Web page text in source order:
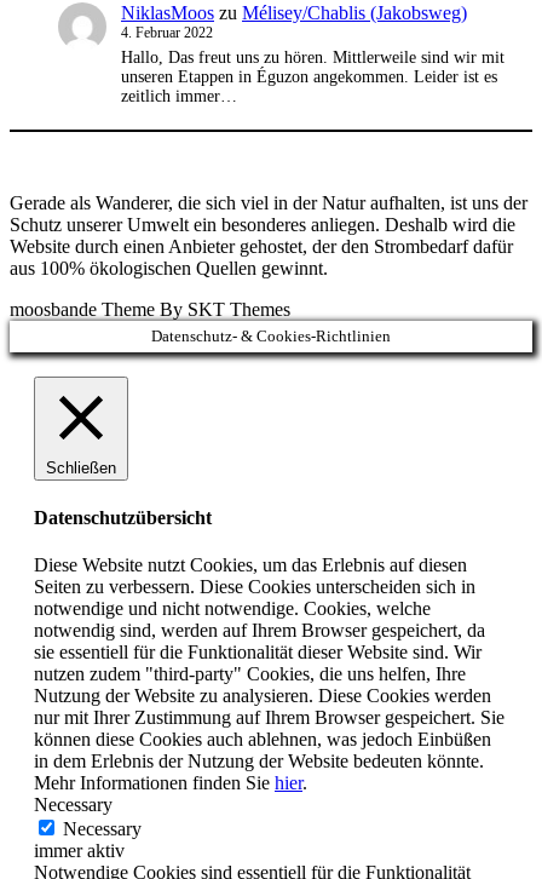
NiklasMoos zu Mélisey/Chablis (Jakobsweg)
4. Februar 2022
Hallo, Das freut uns zu hören. Mittlerweile sind wir mit
unseren Etappen in Éguzon angekommen. Leider ist es
zeitlich immer…
Gerade als Wanderer, die sich viel in der Natur aufhalten, ist uns der
Schutz unserer Umwelt ein besonderes anliegen. Deshalb wird die
Website durch einen Anbieter gehostet, der den Strombedarf dafür
aus 100% ökologischen Quellen gewinnt.
moosbande Theme By SKT Themes
Datenschutz- & Cookies-Richtlinien
Schließen
Datenschutzübersicht
Diese Website nutzt Cookies, um das Erlebnis auf diesen
Seiten zu verbessern. Diese Cookies unterscheiden sich in
notwendige und nicht notwendige. Cookies, welche
notwendig sind, werden auf Ihrem Browser gespeichert, da
sie essentiell für die Funktionalität dieser Website sind. Wir
nutzen zudem "third-party" Cookies, die uns helfen, Ihre
Nutzung der Website zu analysieren. Diese Cookies werden
nur mit Ihrer Zustimmung auf Ihrem Browser gespeichert. Sie
können diese Cookies auch ablehnen, was jedoch Einbüßen
in dem Erlebnis der Nutzung der Website bedeuten könnte.
Mehr Informationen finden Sie hier.
Necessary
Necessary
immer aktiv
Notwendige Cookies sind essentiell für die Funktionalität